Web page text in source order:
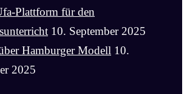
Plattform für den
10. September 2025
Hamburger Modell 10.
2025